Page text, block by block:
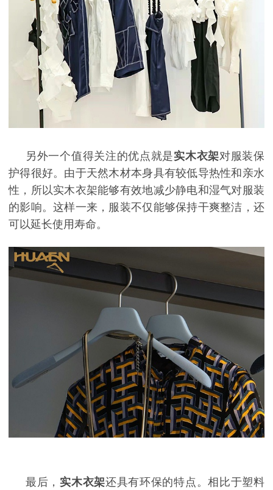
另外一个值得关注的优点就是实木衣架对服装保
护得很好。由于天然木材本身具有较低导热性和亲水
性，所以实木衣架能够有效地减少静电和湿气对服装
的影响。这样一来，服装不仅能够保持干爽整洁，还
可以延长使用寿命。
最后， 实木衣架还具有环保的特点。相比于塑料